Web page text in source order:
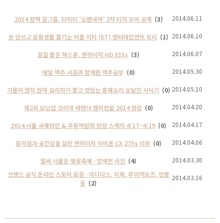
2014 컴백 걸그룹, 타히티 '오빤내꺼' 2차 티저 무비 공개 (3) 2014.06.11
돈 안쓰고 문화생활 즐기는 어플 이티 (ET) 엔터테인먼트 트리 (1) 2014.06.10
음질 좋은 헤드폰, 젠하이저 HD 335s (3) 2014.06.07
에일 맥주 시음과 함께한 맥주공부 (0) 2014.05.30
기름이 많지 않아 요리하기 좋고 맛있는 훈제오리 오달진 시식기 (0) 2014.05.10
제2회 모닝컵 코리아 바텐더 챔피언쉽 2014 현장 (0) 2014.04.20
2014 서울 국제와인 & 주류박람회 현장 스케치 4/17~4/19 (0) 2014.04.17
중저음과 공간감을 살린 젠하이저 이어폰 CX 275s 리뷰 (0) 2014.04.06
벌써 서울은 벚꽃축제 - 양재천 사진 (4)
2014.03.30
브랜드 공식 온라인 스토어 모음 - 아디다스, 리복, 루이까또즈, 빈폴
등 (2)
2014.03.16